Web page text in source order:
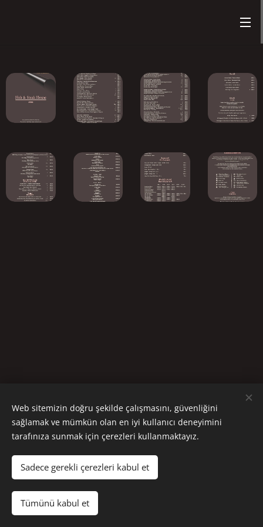
Fish & Steak House - 1996
Web sitemizin doğru şekilde çalışmasını, güvenliğini
sağlamak ve mümkün olan en iyi kullanıcı deneyimini
tarafınıza sunmak için çerezleri kullanmaktayız.
Sadece gerekli çerezleri kabul et
Tümünü kabul et